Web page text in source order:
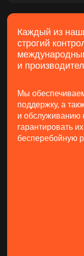
предложение
Заполните
вами в